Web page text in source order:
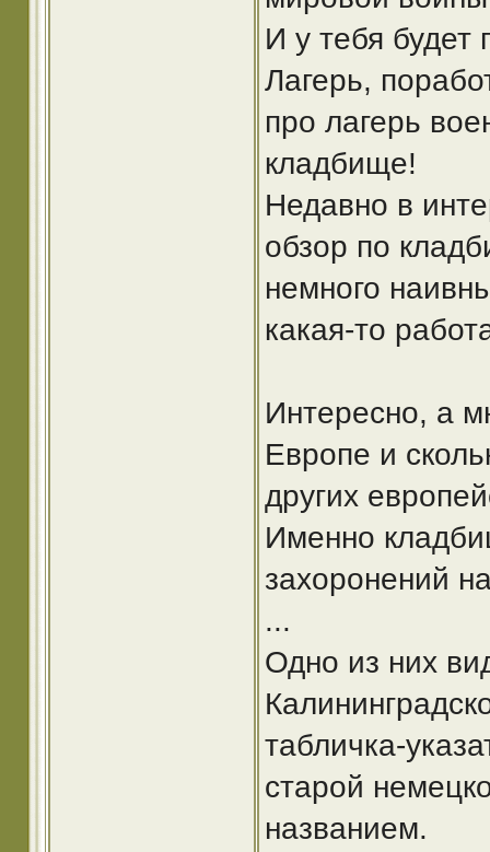
И у тебя будет
Лагерь,
про лагерь
кладбище!
Недавно в
обзор по
немного
какая-то
Интересно, а
Европе и
других
Именно
захоронений
...
Одно из них
табличка-
старой
названием.